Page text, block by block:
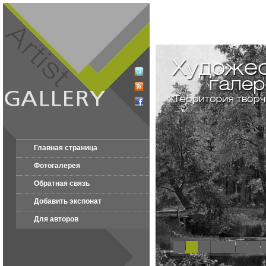
Главная страница
Фотогалерея
Обратная связь
Добавить экспонат
Для авторов